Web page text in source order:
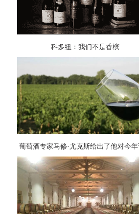
科多纽：我们不是香槟
葡萄酒专家马修·尤克斯给出了他对今
用哪些酒瓶的判断